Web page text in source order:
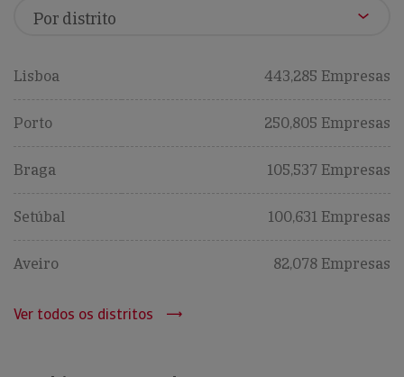
Lisboa 443,285 Empresas
Porto 250,805 Empresas
Braga 105,537 Empresas
Setúbal 100,631 Empresas
Aveiro 82,078 Empresas
Ver todos os distritos